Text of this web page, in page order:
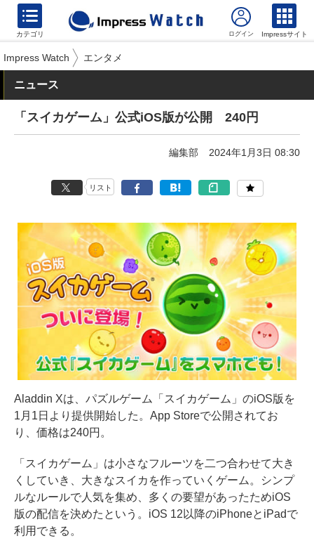
カテゴリ Impressサイト
Impress Watch エンタメ
ニュース
「スイカゲーム」公式iOS版が公開 240円
編集部 2024年1月3日 08:30
リスト
Aladdin Xは、パズルゲーム「スイカゲーム」のiOS版を
1月1日より提供開始した。App Storeで公開されてお
り、価格は240円。
「スイカゲーム」は小さなフルーツを二つ合わせて大き
くしていき、大きなスイカを作っていくゲーム。シンプ
ルなルールで人気を集め、多くの要望があったためiOS
版の配信を決めたという。iOS 12以降のiPhoneとiPadで
利用できる。